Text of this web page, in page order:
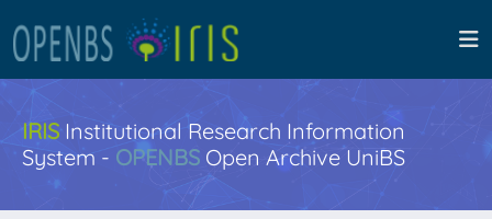
IRISInstitutional Research Information
System - OPENBS Open Archive UniBS